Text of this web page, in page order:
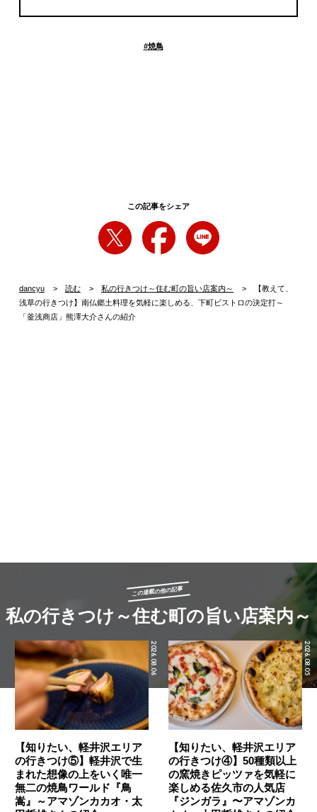
#焼鳥
この記事をシェア
dancyu 読む 私の行きつけ～住む町の旨い店案内～
【教えて、
浅草の行きつけ】南仏郷土料理を気軽に楽しめる、下町ビストロの決定打～
「釜浅商店」熊澤大介さんの紹介
この連載の他の記事
私の行きつけ～住む町の旨い店案内～
2026.08.06
【知りたい、軽井沢エリア
の行きつけ⑤】軽井沢で生
まれた想像の上をいく唯一
無二の焼鳥ワールド『鳥
嵩』～アマゾンカカオ・太
2026.08.05
【知りたい、軽井沢エリア
の行きつけ④】50種類以上
の窯焼きピッツァを気軽に
楽しめる佐久市の人気店
『ジンガラ』〜アマゾンカ